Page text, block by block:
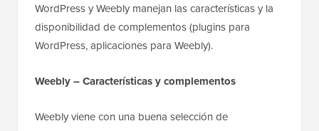
WordPress y Weebly manejan las características y la
disponibilidad de complementos (plugins para
WordPress, aplicaciones para Weebly).
Weebly – Características y complementos
Weebly viene con una buena selección de